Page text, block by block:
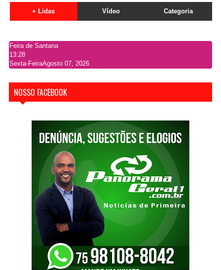
+ Lidas Vídeo Categoria
Feira de Santana
13:28
Sexta-FeiraAgosto 07, 2026
NOSSO FACEBOOK